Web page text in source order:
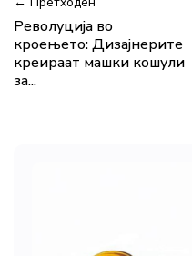
Револуција во
кроењето: Дизајнерите
креираат машки кошули
за...